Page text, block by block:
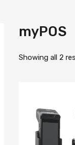
myPOS
Showing all 2